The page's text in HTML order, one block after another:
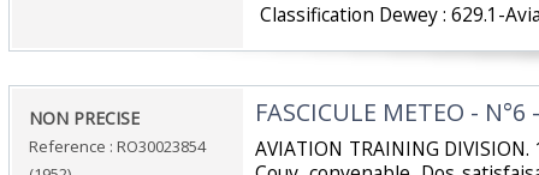
Classification Dewey : 629.1-
‎NON PRECISE‎
Reference : RO30023854
‎FASCICULE METEO - N°6
‎AVIATION TRAINING